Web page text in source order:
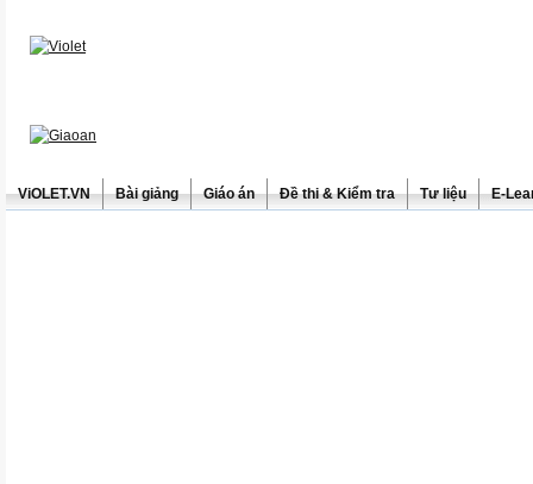
ViOLET.VN Bài giảng Giáo án Đề thi & Kiểm tra Tư liệu E-